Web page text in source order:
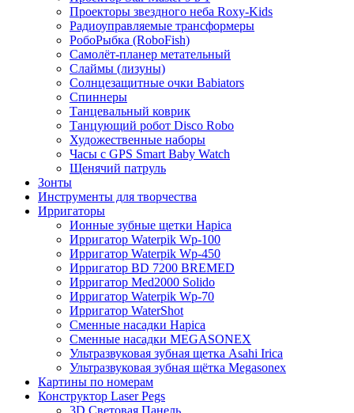
Проекторы звездного неба Roxy-Kids
Радиоуправляемые трансформеры
РобоРыбка (RoboFish)
Самолёт-планер метательный
Слаймы (лизуны)
Солнцезащитные очки Babiators
Спиннеры
Танцевальный коврик
Танцующий робот Disco Robo
Художественные наборы
Часы с GPS Smart Baby Watch
Щенячий патруль
Зонты
Инструменты для творчества
Ирригаторы
Ионные зубные щетки Hapica
Ирригатор Waterpik Wp-100
Ирригатор Waterpik Wp-450
Ирригатор BD 7200 BREMED
Ирригатор Med2000 Solido
Ирригатор Waterpik Wp-70
Ирригатор WaterShot
Сменные насадки Hapica
Сменные насадки MEGASONEX
Ультразвуковая зубная щетка Asahi Irica
Ультразвуковая зубная щётка Megasonex
Картины по номерам
Конструктор Laser Pegs
3D Световая Панель